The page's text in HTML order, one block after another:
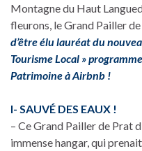
Montagne du Haut
fleurons, le Grand Pailler
d’être élu lauréat du
Tourisme Local »
Patrimoine à Airbnb !
I- SAUVÉ DES EAUX !
– Ce Grand Pailler de Prat
immense hangar, qui